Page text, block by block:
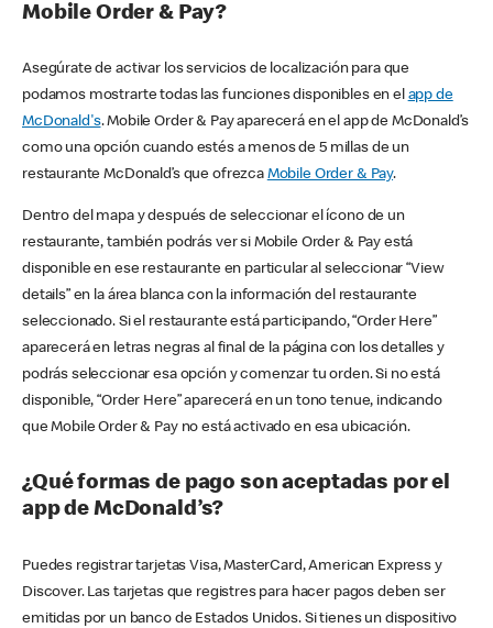
Mobile Order & Pay?
Asegúrate de activar los servicios de localización para que
podamos mostrarte todas las funciones disponibles en el app de
McDonald's. Mobile Order & Pay aparecerá en el app de McDonald’s
como una opción cuando estés a menos de 5 millas de un
restaurante McDonald’s que ofrezca Mobile Order & Pay.
Dentro del mapa y después de seleccionar el ícono de un
restaurante, también podrás ver si Mobile Order & Pay está
disponible en ese restaurante en particular al seleccionar “View
details” en la área blanca con la información del restaurante
seleccionado. Si el restaurante está participando, “Order Here”
aparecerá en letras negras al final de la página con los detalles y
podrás seleccionar esa opción y comenzar tu orden. Si no está
disponible, “Order Here” aparecerá en un tono tenue, indicando
que Mobile Order & Pay no está activado en esa ubicación.
¿Qué formas de pago son aceptadas por el
app de McDonald’s?
Puedes registrar tarjetas Visa, MasterCard, American Express y
Discover. Las tarjetas que registres para hacer pagos deben ser
emitidas por un banco de Estados Unidos. Si tienes un dispositivo